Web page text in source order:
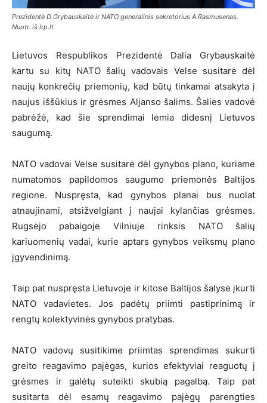
Prezidentė D.Grybauskaitė ir NATO generalinis sekretorius A.Rasmusenas.
Nuotr. iš lrp.lt
Lietuvos Respublikos Prezidentė Dalia Grybauskaitė
kartu su kitų NATO šalių vadovais Velse susitarė dėl
naujų konkrečių priemonių, kad būtų tinkamai atsakyta į
naujus iššūkius ir grėsmes Aljanso šalims. Šalies vadovė
pabrėžė, kad šie sprendimai lemia didesnį Lietuvos
saugumą.
NATO vadovai Velse susitarė dėl gynybos plano, kuriame
numatomos papildomos saugumo priemonės Baltijos
regione. Nuspręsta, kad gynybos planai bus nuolat
atnaujinami, atsižvelgiant į naujai kylančias grėsmes.
Rugsėjo pabaigoje Vilniuje rinksis NATO šalių
kariuomenių vadai, kurie aptars gynybos veiksmų plano
įgyvendinimą.
Taip pat nuspręsta Lietuvoje ir kitose Baltijos šalyse įkurti
NATO vadavietes. Jos padėtų priimti pastiprinimą ir
rengtų kolektyvinės gynybos pratybas.
NATO vadovų susitikime priimtas sprendimas sukurti
greito reagavimo pajėgas, kurios efektyviai reaguotų į
grėsmes ir galėtų suteikti skubią pagalbą. Taip pat
susitarta dėl esamų reagavimo pajėgų parengties